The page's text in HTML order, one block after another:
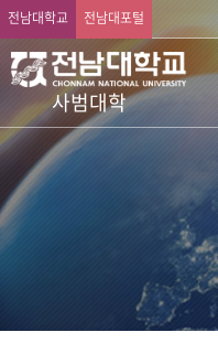
전남대학교 전남대포털
사범대학